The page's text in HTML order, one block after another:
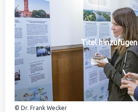
Titel hinzufügen
© Dr. Frank Wecker